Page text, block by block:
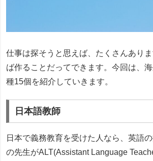
仕事は探そうと思えば、たくさんあり
ば作ることだってできます。今回は、
種15個を紹介していきます。
日本語教師
日本で義務教育を受けた人なら、英語
の先生がALT(Assistant Language